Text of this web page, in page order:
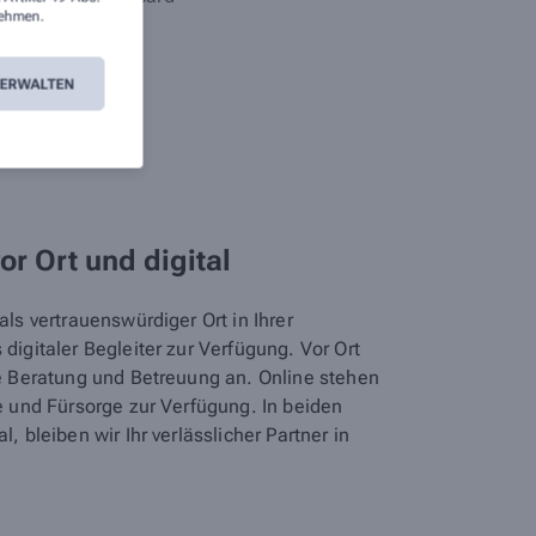
Ort und digital
vertrauenswürdiger Ort in Ihrer
Begleiter zur Verfügung. Vor Ort
und Betreuung an. Online stehen
Fürsorge zur Verfügung. In beiden
bleiben wir Ihr verlässlicher Partner in